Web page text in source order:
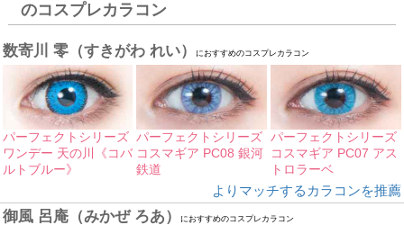
のコスプレカラコン
数寄川 零（すきがわ れい） におすすめのコスプレカラコン
パーフェクトシリーズ
ワンデー 天の川《コバ
ルトブルー》
パーフェクトシリーズ
コスマギア PC08 銀河
鉄道
パーフェクトシリーズ
コスマギア PC07 アス
トロラーベ
よりマッチするカラコンを推薦
御風 呂庵（みかぜ ろあ） におすすめのコスプレカラコン